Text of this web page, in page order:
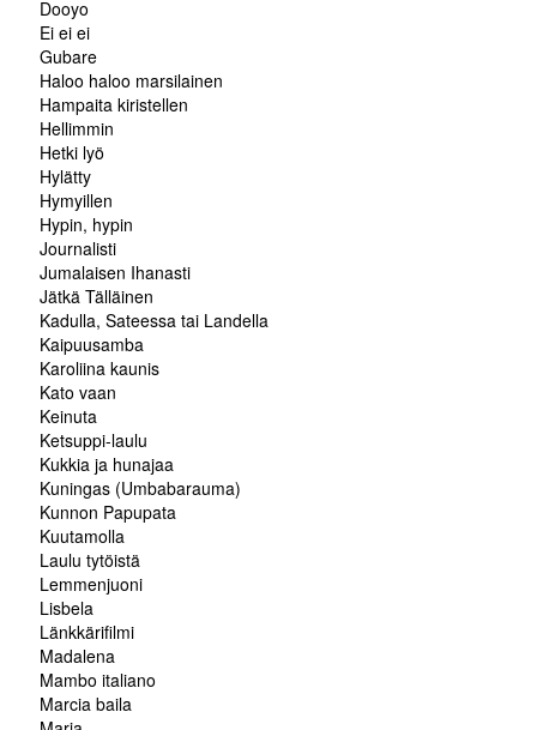
Dooyo
Ei ei ei
Gubare
Haloo haloo marsilainen
Hampaita kiristellen
Hellimmin
Hetki lyö
Hylätty
Hymyillen
Hypin, hypin
Journalisti
Jumalaisen Ihanasti
Jätkä Tälläinen
Kadulla, Sateessa tai Landella
Kaipuusamba
Karoliina kaunis
Kato vaan
Keinuta
Ketsuppi-laulu
Kukkia ja hunajaa
Kuningas (Umbabarauma)
Kunnon Papupata
Kuutamolla
Laulu tytöistä
Lemmenjuoni
Lisbela
Länkkärifilmi
Madalena
Mambo italiano
Marcia baila